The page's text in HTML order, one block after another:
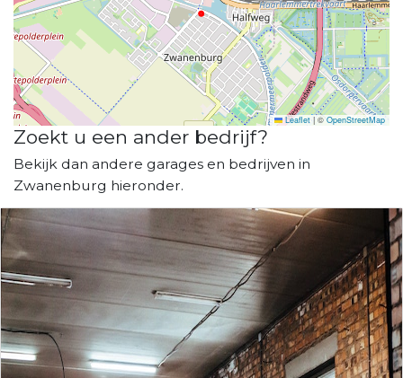
Leaflet | © OpenStreetMap
Zoekt u een ander bedrijf?
Bekijk dan andere garages en bedrijven in
Zwanenburg hieronder.